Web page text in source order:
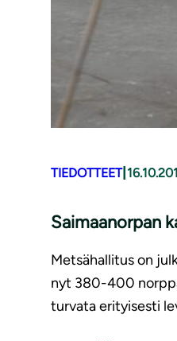
TIEDOTTEET|
Saimaanorpan
Metsähallitus on
nyt 380-400
turvata erityisesti